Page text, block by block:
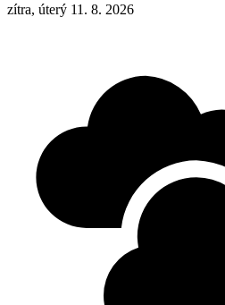
zítra, úterý 11. 8. 2026